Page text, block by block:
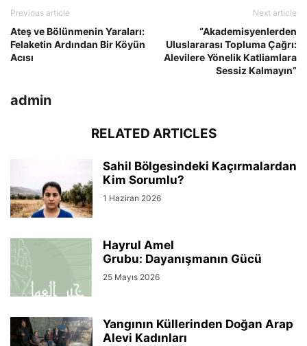
Previous article
Ateş ve Bölünmenin Yaraları:
Felaketin Ardından Bir Köyün
Acısı
Next article
“Akademisyenlerden
Uluslararası Topluma Çağrı:
Alevilere Yönelik Katliamlara
Sessiz Kalmayın”
admin
RELATED ARTICLES
Sahil Bölgesindeki Kaçırmalardan
Kim Sorumlu?
1 Haziran 2026
Hayrul Amel
Grubu: Dayanışmanın Gücü
25 Mayıs 2026
Yangının Küllerinden Doğan Arap
Alevi Kadınları